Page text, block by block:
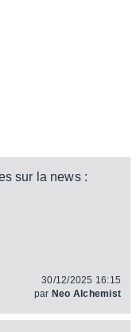
sur la news :
30/12/2025 16:15
par Neo Alchemist